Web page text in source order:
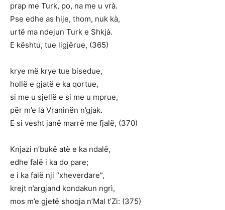
prap me Turk, po, na me u vrà.
Pse edhe as hije, thom, nuk kà,
urtë ma ndejun Turk e Shkjà.
E kështu, tue ligjërue, (365)
krye më krye tue bisedue,
hollë e gjatë e ka qortue,
si me u sjellë e si me u mprue,
për m’e là Vraninën n’gjak.
E si vesht janë marrë me fjalë, (370)
Knjazi n’bukë atè e ka ndalë,
edhe falë i ka do pare;
e i ka falë nji “xheverdare”,
krejt n’argjand kondakun ngrì,
mos m’e gjetë shoqja n’Mal t’Zi: (375)